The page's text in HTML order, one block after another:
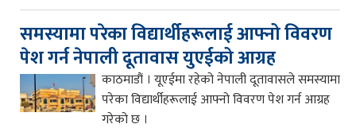
समस्यामा परेका विद्यार्थीहरूलाई आफ्नो विवरण
पेश गर्न नेपाली दूतावास युएईको आग्रह
काठमाडौं । यूएईमा रहेको नेपाली दूतावासले समस्यामा
परेका विद्यार्थीहरूलाई आफ्नो विवरण पेश गर्न आग्रह
गरेको छ ।